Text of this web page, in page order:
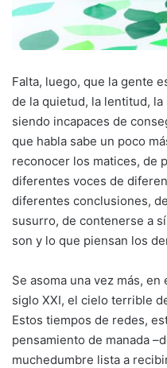
Falta, luego, que la gente
de la quietud, la lentitud,
siendo incapaces de
que habla sabe un poco
reconocer los matices, de
diferentes voces de
diferentes conclusiones,
susurro, de contenerse a
son y lo que piensan los
Se asoma una vez más,
siglo XXI, el cielo terrible
Estos tiempos de redes,
pensamiento de manada
muchedumbre lista a